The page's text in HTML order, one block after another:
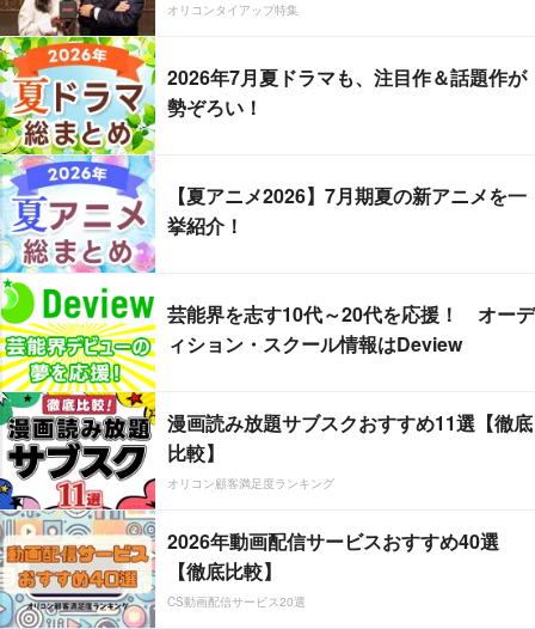
オリコンタイアップ特集
2026年7月夏ドラマも、注目作＆話題作が
勢ぞろい！
【夏アニメ2026】7月期夏の新アニメを一
挙紹介！
芸能界を志す10代～20代を応援！ オーデ
ィション・スクール情報はDeview
漫画読み放題サブスクおすすめ11選【徹底
比較】
オリコン顧客満足度ランキング
2026年動画配信サービスおすすめ40選
【徹底比較】
CS動画配信サービス20選